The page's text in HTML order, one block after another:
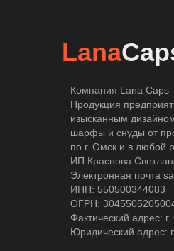
Lana
Компания Lana Caps
Продукция
изысканным
шарфы и снуды от
по г. Омск и в любой
ИП Краснова
Электронная почта
ИНН: 550500344083
ОГРН:
Фактический адрес:
Юридический адрес: